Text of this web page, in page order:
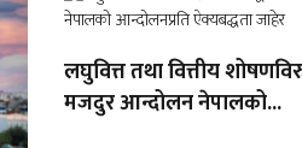
लघुवित्त तथा वित्तीय
मजदुर आन्दोलन नेपालको...